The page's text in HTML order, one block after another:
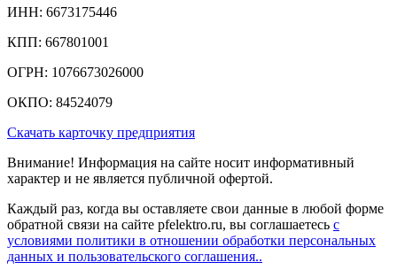
ИНН: 6673175446
КПП: 667801001
ОГРН: 1076673026000
ОКПО: 84524079
Скачать карточку предприятия
Внимание! Информация на сайте носит информативный
характер и не является публичной офертой.
Каждый раз, когда вы оставляете свои данные в любой форме
обратной связи на сайте pfelektro.ru, вы соглашаетесь с
условиями политики в отношении обработки персональных
данных и пользовательского соглашения..